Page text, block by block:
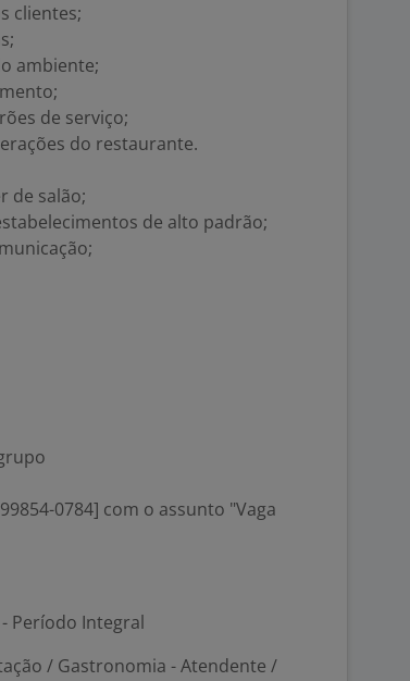
clientes;
ambiente;
de serviço;
do restaurante.
de salão;
de alto padrão;
0784] com o assunto "Vaga
- Período Integral
/ Gastronomia - Atendente /